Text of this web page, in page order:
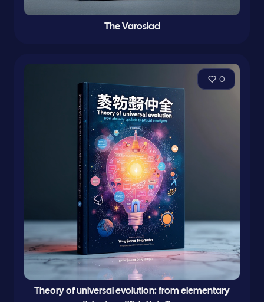
The Varosiad
0
Theory of universal evolution: from elementary